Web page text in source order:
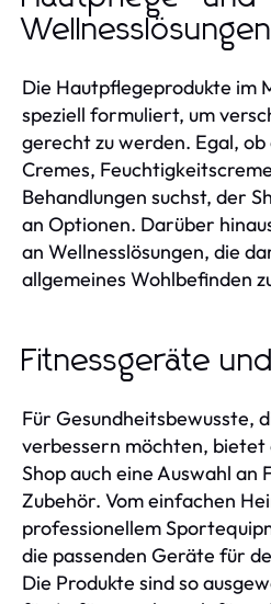
Wellnesslösungen
Die Hautpflegeprodukte im
speziell formuliert, um
gerecht zu werden. Egal,
Cremes,
Behandlungen suchst, der
an Optionen. Darüber
an Wellnesslösungen, die
allgemeines Wohlbefinden
Fitnessgeräte
Für Gesundheitsbewusste,
verbessern möchten,
Shop auch eine Auswahl an
Zubehör. Vom einfachen
professionellem
die passenden Geräte für
Die Produkte sind so